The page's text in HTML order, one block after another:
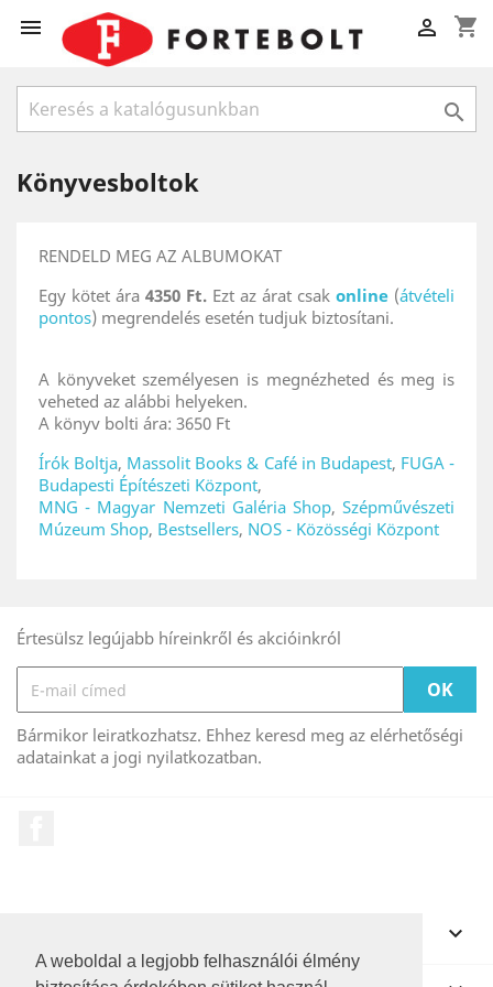
A weboldal a legjobb felhasználói élmény
 shopping_cart


Könyvesboltok
RENDELD MEG AZ ALBUMOKAT
Egy kötet ára 4350 Ft. Ezt az árat csak online (átvételi
pontos) megrendelés esetén tudjuk biztosítani.
A könyveket személyesen is megnézheted és meg is
veheted az alábbi helyeken.
A könyv bolti ára: 3650 Ft
Írók Boltja, Massolit Books & Café in Budapest, FUGA -
Budapesti Építészeti Központ,
MNG - Magyar Nemzeti Galéria Shop,Szépművészeti
Múzeum Shop, Bestsellers, NOS - Közösségi Központ
Értesülsz legújabb híreinkről és akcióinkról
Bármikor leiratkozhatsz. Ehhez keresd meg az elérhetőségi
adatainkat a jogi nyilatkozatban.
